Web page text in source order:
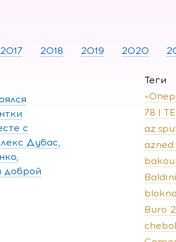
2017 2018 2019 2020
с
Дубас,
доброй
Теги
78 |
Buro